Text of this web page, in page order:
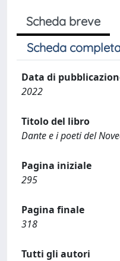
Scheda breve
Scheda
Data di
2022
Titolo del libro
Dante e i poeti del
Pagina iniziale
295
Pagina finale
318
Tutti gli autori